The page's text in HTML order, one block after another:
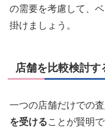
の需要を考慮して、
掛けましょう。
店舗を比較検討す
一つの店舗だけでの
を受けることが賢明